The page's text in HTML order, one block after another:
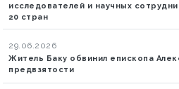
исследователей и научных
20 стран
29.06.2026
Житель Баку обвинил епископа
предвзятости